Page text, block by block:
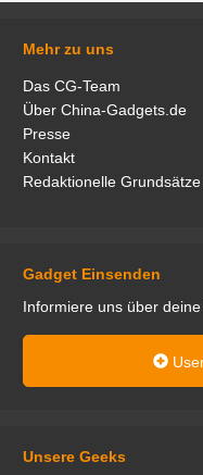
Mehr zu uns
Das CG-Team
Über China-Gadgets.de
Presse
Kontakt
Redaktionelle
Gadget Einsenden
Informiere uns über
Unsere Geeks